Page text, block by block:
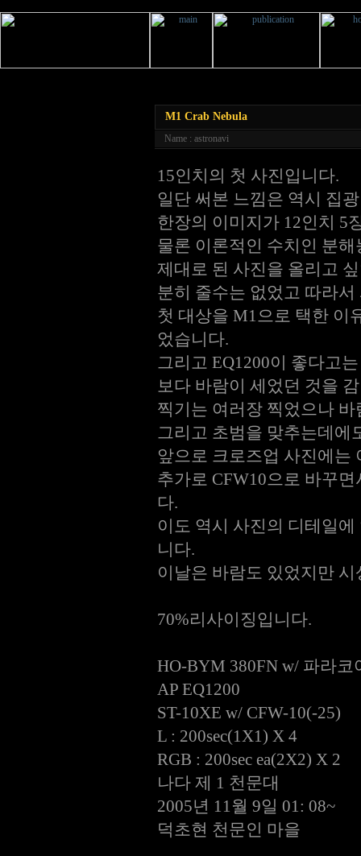
M1 Crab Nebula
Name : astronavi
15인치의 첫 사진입니다.
일단 써본 느낌은 역시 집
한장의 이미지가 12인치 5
물론 이론적인 수치인 분
제대로 된 사진을 올리고
분히 줄수는 없었고 따라
첫 대상을 M1으로 택한 이
었습니다.
그리고 EQ1200이 좋다고
보다 바람이 세었던 것을
찍기는 여러장 찍었으나
그리고 초범을 맞추는데에
앞으로 크로즈업 사진에는
추가로 CFW10으로 바꾸
다.
이도 역시 사진의 디테일
니다.
이날은 바람도 있었지만
70%리사이징입니다.
HO-BYM 380FN w/ 파라코
AP EQ1200
ST-10XE w/ CFW-10(-25)
L : 200sec(1X1) X 4
RGB : 200sec ea(2X2) X 2
나다 제 1 천문대
2005년 11월 9일 01: 08~
덕초현 천문인 마을